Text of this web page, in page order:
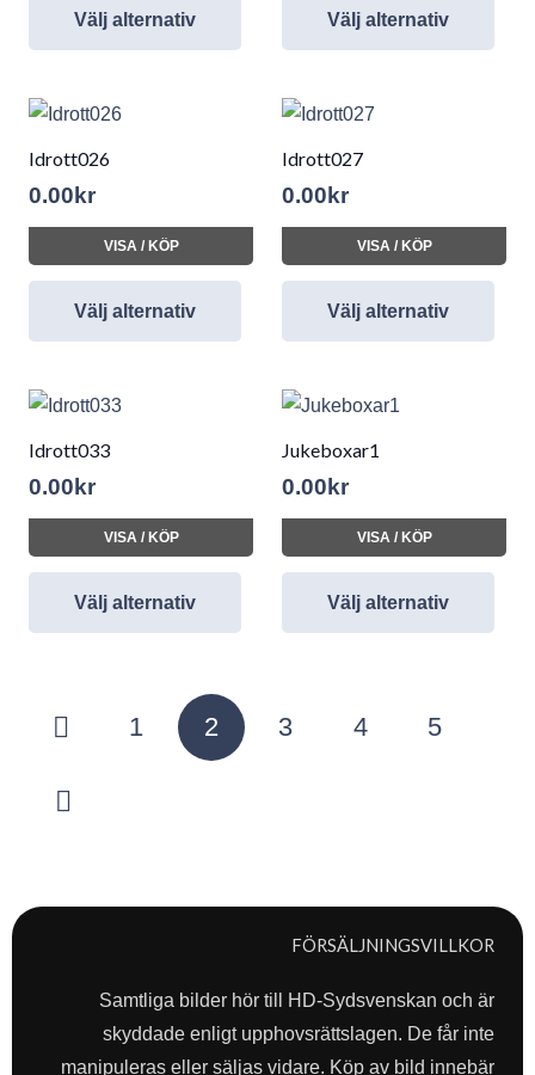
Välj alternativ Välj alternativ
Idrott026
0.00 kr
VISA / KÖP
Välj alternativ
Idrott027
0.00 kr
VISA / KÖP
Välj alternativ
Idrott033
0.00 kr
VISA / KÖP
Välj alternativ
Jukeboxar1
0.00 kr
VISA / KÖP
Välj alternativ
för
1 2 3 4 5
FÖRSÄLJNINGSVILLKOR
Samtliga bilder hör till HD-Sydsvenskan och är
skyddade enligt upphovsrättslagen. De får inte
manipuleras eller säljas vidare. Köp av bild innebär